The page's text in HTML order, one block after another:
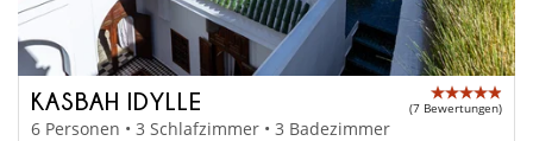
KASBAH IDYLLE (7 Bewertungen)
6 Personen • 3 Schlafzimmer • 3 Badezimmer